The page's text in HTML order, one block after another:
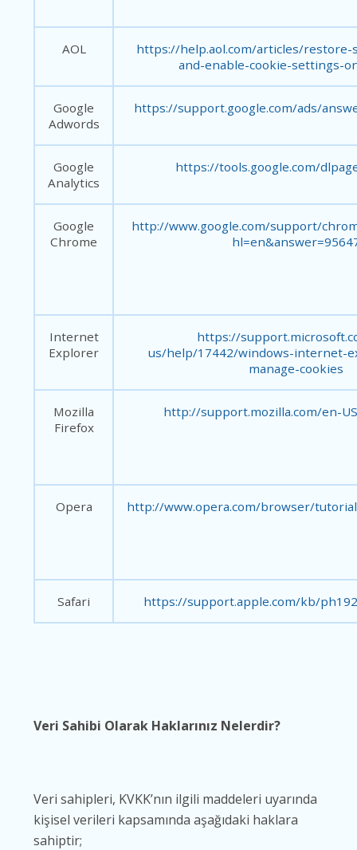
AOL
https://help.aol.com/articles/
and-enable-cookie-settings-
Google
Adwords
https://support.google.com/ads/
Google
Analytics
https://tools.google.com/
Google
Chrome
http://www.google.com/support/
Internet
Explorer
https://
us/help/17442/windows-internet-
manage-cookies
Mozilla
Firefox
http://support.mozilla.com/en-
Opera http://www.opera.com/browser/
Safari https://support.apple.com/kb/
Veri Sahibi Olarak Haklarınız Nelerdir?
Veri sahipleri, KVKK’nın ilgili maddeleri uyarında
kişisel verileri kapsamında aşağıdaki haklara
sahiptir;